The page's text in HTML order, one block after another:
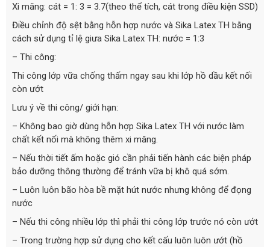
Xi măng: cát = 1: 3 = 3.7(theo thể tích, cát trong điều kiện SSD)
Điều chỉnh độ sệt bằng hỗn hợp nước và Sika Latex TH bằng
cách sử dụng tỉ lệ giưa Sika Latex TH: nước = 1:3
– Thi công:
Thi công lớp vữa chống thấm ngay sau khi lớp hồ dầu kết nối
còn ướt
Lưu ý về thi công/ giới hạn:
– Không bao giờ dùng hỗn hợp Sika Latex TH với nước làm
chất kết nối mà không thêm xi măng.
– Nếu thời tiết ấm hoặc gió cần phải tiến hành các biện pháp
bảo dưỡng thông thường để tránh vữa bị khô quá sớm.
– Luôn luôn bão hòa bề mặt hút nước nhưng không để đọng
nước
– Nếu thi công nhiều lớp thì phải thi công lớp trước nó còn ướt
– Trong trường hợp sử dụng cho kết cấu luôn luôn ướt (hồ